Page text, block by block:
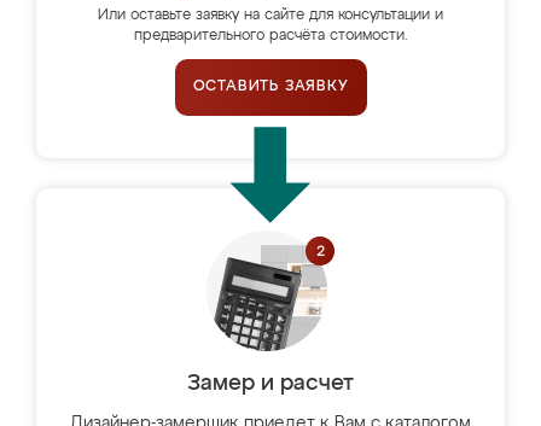
Или оставьте заявку на сайте для консультации и
предварительного расчёта стоимости.
ОСТАВИТЬ ЗАЯВКУ
Замер и расчет